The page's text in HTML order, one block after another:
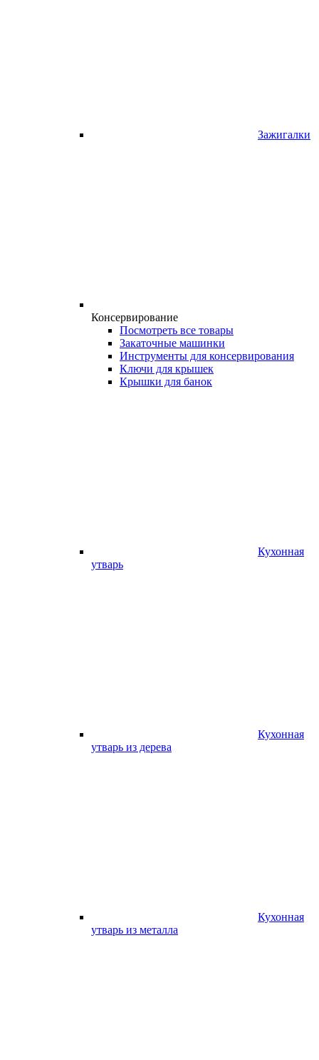
Зажигалки
Консервирование
Посмотреть все товары
Закаточные машинки
Инструменты для консервирования
Ключи для крышек
Крышки для банок
Кухонная
утварь
Кухонная
утварь из дерева
Кухонная
утварь из металла